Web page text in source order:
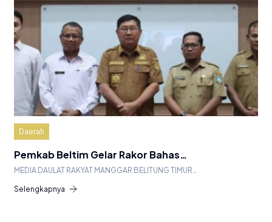
Daerah
Pemkab Beltim Gelar Rakor Bahas…
MEDIA DAULAT RAKYAT MANGGAR BELITUNG TIMUR…
Selengkapnya